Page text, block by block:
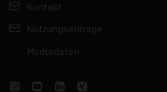
Kontakt
Nutzungsanfrage
Mediadaten